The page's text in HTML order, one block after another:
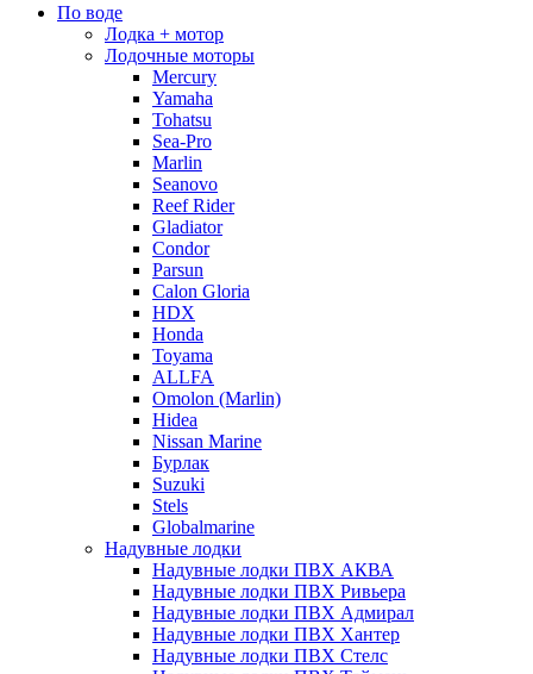
По воде
Лодка + мотор
Лодочные моторы
Mercury
Yamaha
Tohatsu
Sea-Pro
Marlin
Seanovo
Reef Rider
Gladiator
Condor
Parsun
Calon Gloria
HDX
Honda
Toyama
ALLFA
Omolon (Marlin)
Hidea
Nissan Marine
Бурлак
Suzuki
Stels
Globalmarine
Надувные лодки
Надувные лодки ПВХ АКВА
Надувные лодки ПВХ Ривьера
Надувные лодки ПВХ Адмирал
Надувные лодки ПВХ Хантер
Надувные лодки ПВХ Стелс